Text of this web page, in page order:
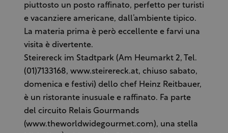
piuttosto un posto raffinato, perfetto per turisti
e vacanziere americane, dall’ambiente tipico.
La materia prima è però eccellente e farvi una
visita è divertente.
Steirereck im Stadtpark (Am Heumarkt 2, Tel.
(01)7133168, www.steirereck.at, chiuso sabato,
domenica e festivi) dello chef Heinz Reitbauer,
è un ristorante inusuale e raffinato. Fa parte
del circuito Relais Gourmands
(www.theworldwidegourmet.com), una stella